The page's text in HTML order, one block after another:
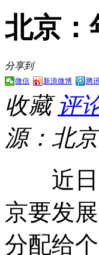
北京：
分享到
微信 新浪微博 腾
收藏 评
源：北
近日，
京要发
分配给